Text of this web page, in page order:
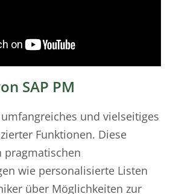
SAP PM
und vielseitiges
Funktionen. Diese
pragmatischen
wie personalisierte Listen
über Möglichkeiten zur